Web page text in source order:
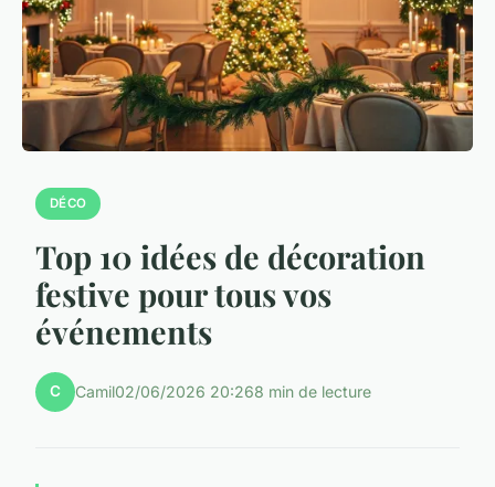
DÉCO
Top 10 idées de décoration
festive pour tous vos
événements
C Camil02/06/2026 20:268 min de lecture